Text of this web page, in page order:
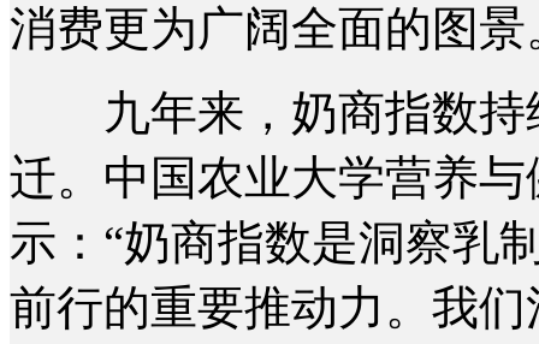
消费更为广阔全面的图景
九年来，奶商指数持
迁。中国农业大学营养
示：“奶商指数是洞察乳
前行的重要推动力。我